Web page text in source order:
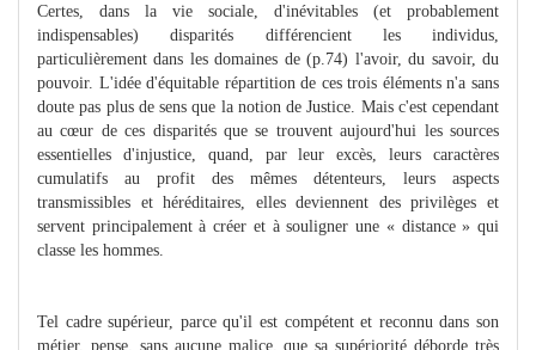
Certes, dans la vie sociale, d'inévitables (et probablement
indispensables) disparités différencient les individus,
particulièrement dans les domaines de (p.74) l'avoir, du savoir, du
pouvoir. L'idée d'équitable répartition de ces trois éléments n'a sans
doute pas plus de sens que la notion de Justice. Mais c'est cependant
au cœur de ces disparités que se trouvent aujourd'hui les sources
essentielles d'injustice, quand, par leur excès, leurs caractères
cumulatifs au profit des mêmes détenteurs, leurs aspects
transmissibles et héréditaires, elles deviennent des privilèges et
servent principalement à créer et à souligner une « distance » qui
classe les hommes.
Tel cadre supérieur, parce qu'il est compétent et reconnu dans son
métier, pense, sans aucune malice, que sa supériorité déborde très